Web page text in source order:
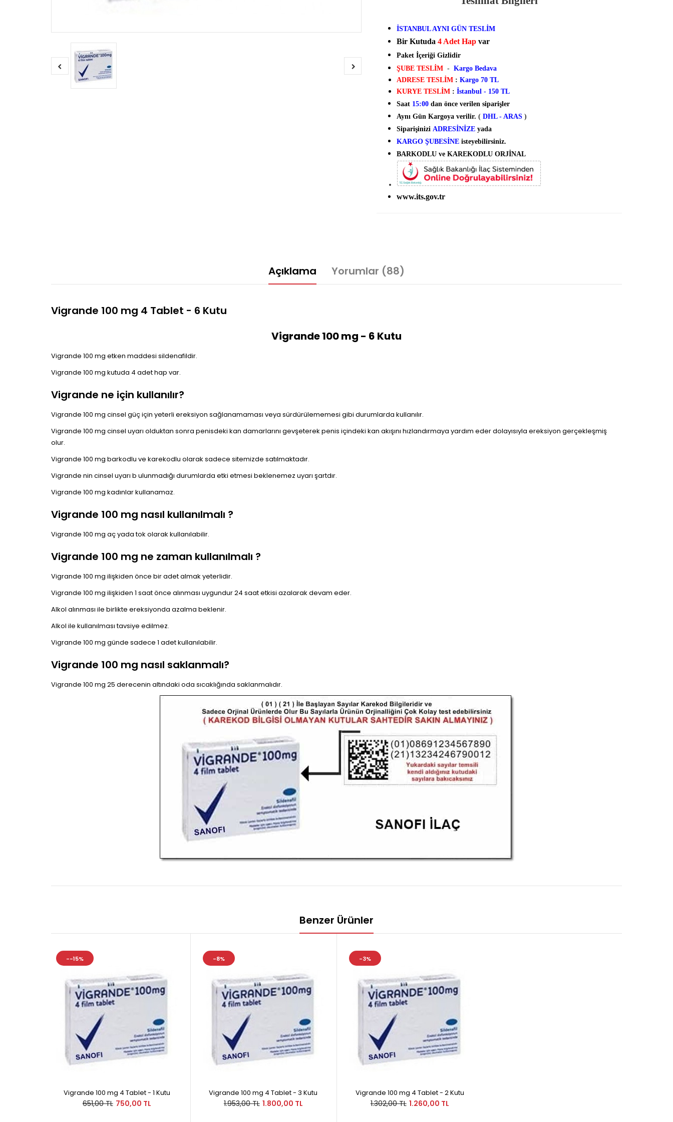
İSTANBUL AYNI GÜN TESLİM
Bir Kutuda 4 Adet Hap var
Paket İçeriği Gizlidir
ŞUBE TESLİM - Kargo Bedava
ADRESE TESLİM : Kargo 70 TL
KURYE TESLİM : İstanbul - 150 TL
Saat 15:00 dan önce verilen siparişler
Aynı Gün Kargoya verilir. ( DHL - ARAS )
Siparişinizi ADRESİNİZE yada
KARGO ŞUBESİNE isteyebilirsiniz.
BARKODLU ve KAREKODLU ORJİNAL
www.its.gov.tr
Açıklama Yorumlar (88)
Vigrande 100 mg 4 Tablet - 6 Kutu
Vigrande 100 mg - 6 Kutu
Vigrande 100 mg etken maddesi sildenafildir.
Vigrande 100 mg kutuda 4 adet hap var.
Vigrande ne için kullanılır?
Vigrande 100 mg cinsel güç için yeterli ereksiyon sağlanamaması veya sürdürülememesi gibi durumlarda kullanılır.
Vigrande 100 mg cinsel uyarı olduktan sonra penisdeki kan damarlarını gevşeterek penis içindeki kan akışını hızlandırmaya yardım eder dolayısıyla ereksiyon gerçekleşmiş
olur.
Vigrande 100 mg barkodlu ve karekodlu olarak sadece sitemizde satılmaktadır.
Vigrande nin cinsel uyarı b ulunmadığı durumlarda etki etmesi beklenemez uyarı şartdır.
Vigrande 100 mg kadınlar kullanamaz.
Vigrande 100 mg nasıl kullanılmalı ?
Vigrande 100 mg aç yada tok olarak kullanılabilir.
Vigrande 100 mg ne zaman kullanılmalı ?
Vigrande 100 mg ilişkiden önce bir adet almak yeterlidir.
Vigrande 100 mg ilişkiden 1 saat önce alınması uygundur 24 saat etkisi azalarak devam eder.
Alkol alınması ile birlikte ereksiyonda azalma beklenir.
Alkol ile kullanılması tavsiye edilmez.
Vigrande 100 mg günde sadece 1 adet kullanılabilir.
Vigrande 100 mg nasıl saklanmalı?
Vigrande 100 mg 25 derecenin altındaki oda sıcaklığında saklanmalıdır.
Benzer Ürünler
--15%
Vigrande 100 mg 4 Tablet - 1 Kutu
651,00 TL 750,00 TL
-8%
Vigrande 100 mg 4 Tablet - 3 Kutu
1.953,00 TL 1.800,00 TL
-3%
Vigrande 100 mg 4 Tablet - 2 Kutu
1.302,00 TL 1.260,00 TL